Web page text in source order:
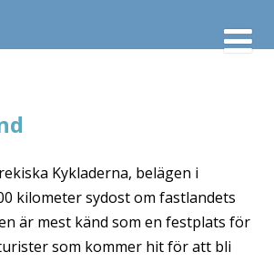
Kykladerna, belägen i
kilometer sydost om fastlandets
är mest känd som en festplats för
som kommer hit för att bli